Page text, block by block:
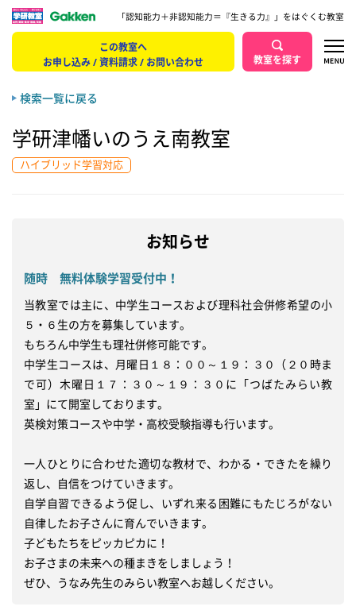
「認知能力＋非認知能力＝『生きる力』」をはぐくむ教室
この教室へ
お申し込み / 資料請求 / お問い合わせ
教室を探す
検索一覧に戻る
学研津幡いのうえ南教室
ハイブリッド学習対応
お知らせ
随時 無料体験学習受付中！
当教室では主に、中学生コースおよび理科社会併修希望の小
５・６生の方を募集しています。
もちろん中学生も理社併修可能です。
中学生コースは、月曜日１８：００～１９：３０（２０時ま
で可）木曜日１７：３０～１９：３０に「つばたみらい教
室」にて開室しております。
英検対策コースや中学・高校受験指導も行います。
一人ひとりに合わせた適切な教材で、わかる・できたを繰り
返し、自信をつけていきます。
自学自習できるよう促し、いずれ来る困難にもたじろがない
自律したお子さんに育んでいきます。
子どもたちをピッカピカに！
お子さまの未来への種まきをしましょう！
ぜひ、うなみ先生のみらい教室へお越しください。